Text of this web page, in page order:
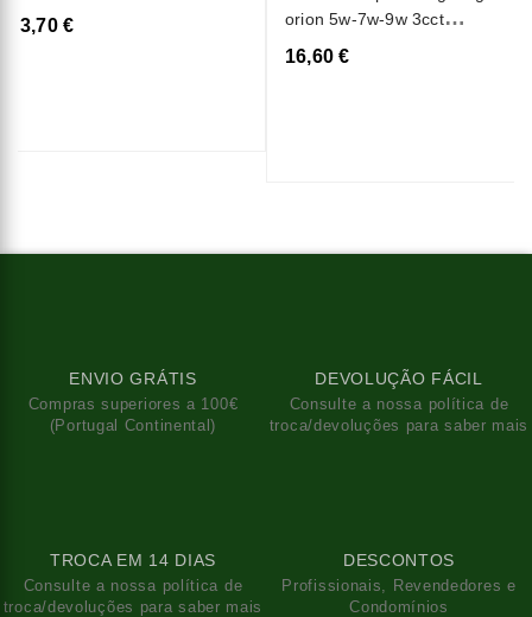
3,70 €
orion 5w-7w-9w 3cct
(3000k/4000k/6000k)
16,60 €
ENVIO GRÁTIS
Compras superiores a 100€
(Portugal Continental)
DEVOLUÇÃO FÁCIL
Consulte a nossa política de
troca/devoluções para saber mais
TROCA EM 14 DIAS
Consulte a nossa política de
troca/devoluções para saber mais
DESCONTOS
Profissionais, Revendedores e
Condomínios